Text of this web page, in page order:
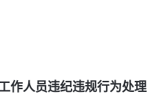
作人员违纪违规行为处理